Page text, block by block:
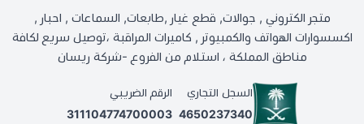
متجر الكتروني , جوالات, قطع غيار ,طابعات, السماعات , احبار ,
اكسسوارات الهواتف والكمبيوتر , كاميرات المراقبة ،توصيل سريع لكافة
مناطق المملكة ، استلام من الفروع -شركة ريسان
السجل التجاري
4650237340
الرقم الضريبي
311104774700003